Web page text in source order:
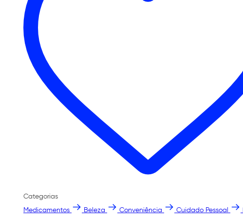
Categorias
Medicamentos
Beleza Conveniência Cuidado Pessoal